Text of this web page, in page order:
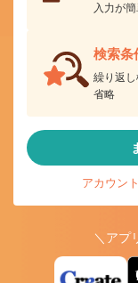
入力が
検索条
繰り返
省略
アカウン
＼アプ